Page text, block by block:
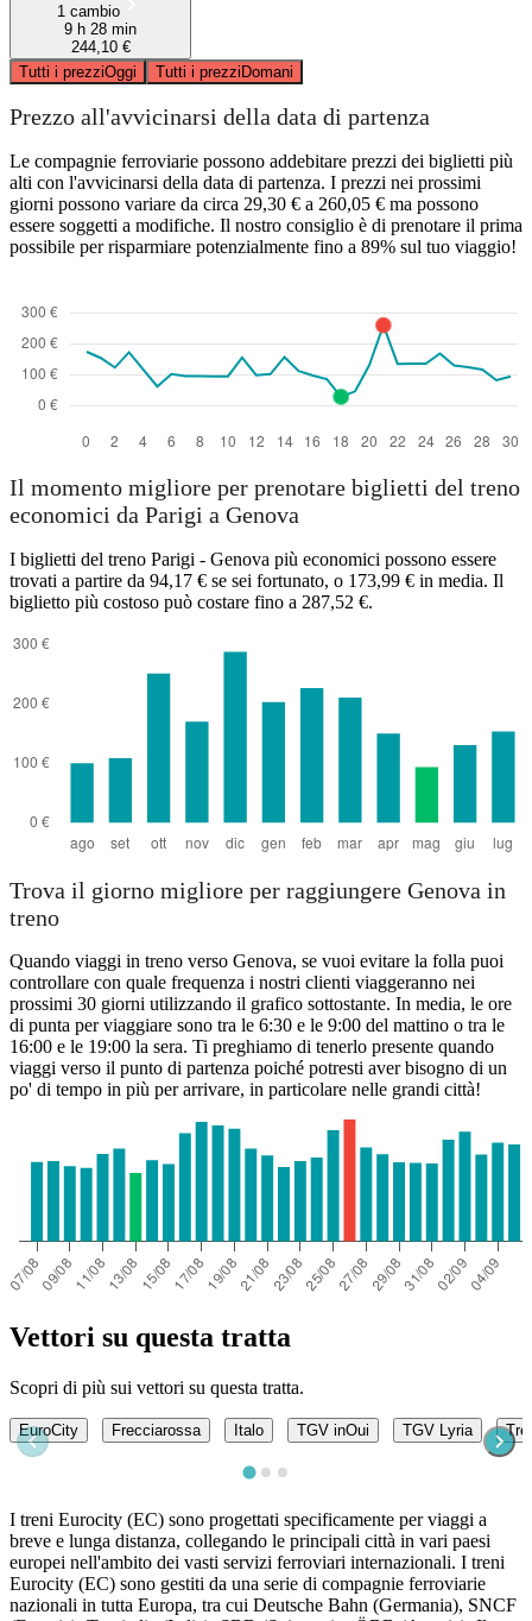
1 cambio
9 h 28 min
244,10 €
Tutti i prezziOggi Tutti i prezziDomani
Prezzo all'avvicinarsi della data di partenza
Le compagnie ferroviarie possono addebitare prezzi dei biglietti più
alti con l'avvicinarsi della data di partenza. I prezzi nei prossimi
giorni possono variare da circa 29,30 € a 260,05 € ma possono
essere soggetti a modifiche. Il nostro consiglio è di prenotare il prima
possibile per risparmiare potenzialmente fino a 89% sul tuo viaggio!
Il momento migliore per prenotare biglietti del treno
economici da Parigi a Genova
I biglietti del treno Parigi - Genova più economici possono essere
trovati a partire da 94,17 € se sei fortunato, o 173,99 € in media. Il
biglietto più costoso può costare fino a 287,52 €.
Trova il giorno migliore per raggiungere Genova in
treno
Quando viaggi in treno verso Genova, se vuoi evitare la folla puoi
controllare con quale frequenza i nostri clienti viaggeranno nei
prossimi 30 giorni utilizzando il grafico sottostante. In media, le ore
di punta per viaggiare sono tra le 6:30 e le 9:00 del mattino o tra le
16:00 e le 19:00 la sera. Ti preghiamo di tenerlo presente quando
viaggi verso il punto di partenza poiché potresti aver bisogno di un
po' di tempo in più per arrivare, in particolare nelle grandi città!
Vettori su questa tratta
Scopri di più sui vettori su questa tratta.
EuroCity Frecciarossa Italo TGV inOui TGV Lyria
I treni Eurocity (EC) sono progettati specificamente per viaggi a
breve e lunga distanza, collegando le principali città in vari paesi
europei nell'ambito dei vasti servizi ferroviari internazionali. I treni
Eurocity (EC) sono gestiti da una serie di compagnie ferroviarie
nazionali in tutta Europa, tra cui Deutsche Bahn (Germania), SNCF